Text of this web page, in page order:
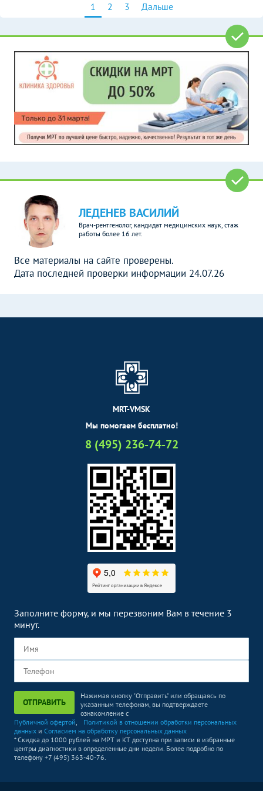
1 2 3 Дальше
ЛЕДЕНЕВ ВАСИЛИЙ
Врач-рентгенолог, кандидат медицинских наук, стаж
работы более 16 лет.
Все материалы на сайте проверены.
Дата последней проверки информации 24.07.26
MRT-VMSK
Мы помогаем бесплатно!
8 (495) 236-74-72
Заполните форму, и мы перезвоним Вам в течение 3
минут.
ОТПРАВИТЬ
Нажимая кнопку "Отправить" или обращаясь по
указанным телефонам, вы подтверждаете
ознакомление с
Публичной офертой,
Политикой в отношении обработки персональных
данных и Согласием на обработку персональных данных
* Скидка до 1000 рублей на МРТ и КТ доступна при записи в избранные
центры диагностики в определенные дни недели. Более подробно по
телефону +7 (495) 363-40-76.